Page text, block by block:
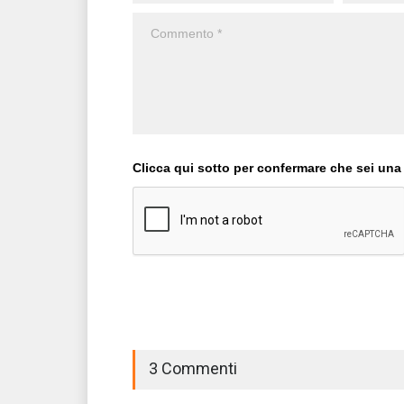
Clicca qui sotto per confermare che sei
3 Commenti